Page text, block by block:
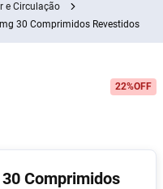
e Circulação
30 Comprimidos Revestidos
22%OFF
Comprimidos